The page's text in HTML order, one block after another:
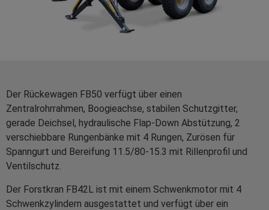
Der Rückewagen FB50 verfügt über einen
Zentralrohrrahmen, Boogieachse, stabilen Schutzgitter,
gerade Deichsel, hydraulische Flap-Down Abstützung, 2
verschiebbare Rungenbänke mit 4 Rungen, Zurösen für
Spanngurt und Bereifung 11.5/80-15.3 mit Rillenprofil und
Ventilschutz.
Der Forstkran FB42L ist mit einem Schwenkmotor mit 4
Schwenkzylindern ausgestattet und verfügt über ein